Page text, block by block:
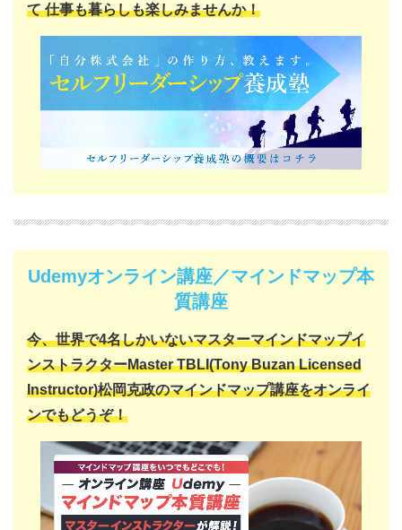
て仕事も暮らしも楽しみませんか！
Udemyオンライン講座／マインドマップ本
質講座
今、世界で4名しかいないマスターマインドマップイ
ンストラクターMaster TBLI(Tony Buzan Licensed
Instructor)松岡克政のマインドマップ講座をオンライ
ンでもどうぞ！